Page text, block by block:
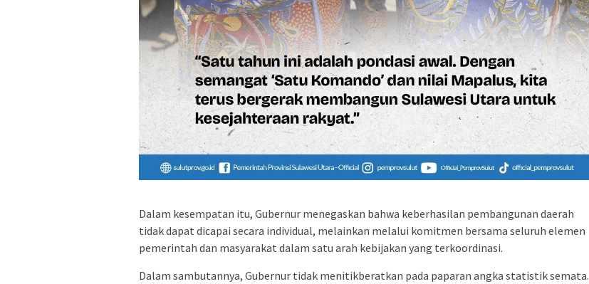
Dalam kesempatan itu, Gubernur menegaskan bahwa keberhasilan pembangunan daerah
tidak dapat dicapai secara individual, melainkan melalui komitmen bersama seluruh elemen
pemerintah dan masyarakat dalam satu arah kebijakan yang terkoordinasi.
Dalam sambutannya, Gubernur tidak menitikberatkan pada paparan angka statistik semata.